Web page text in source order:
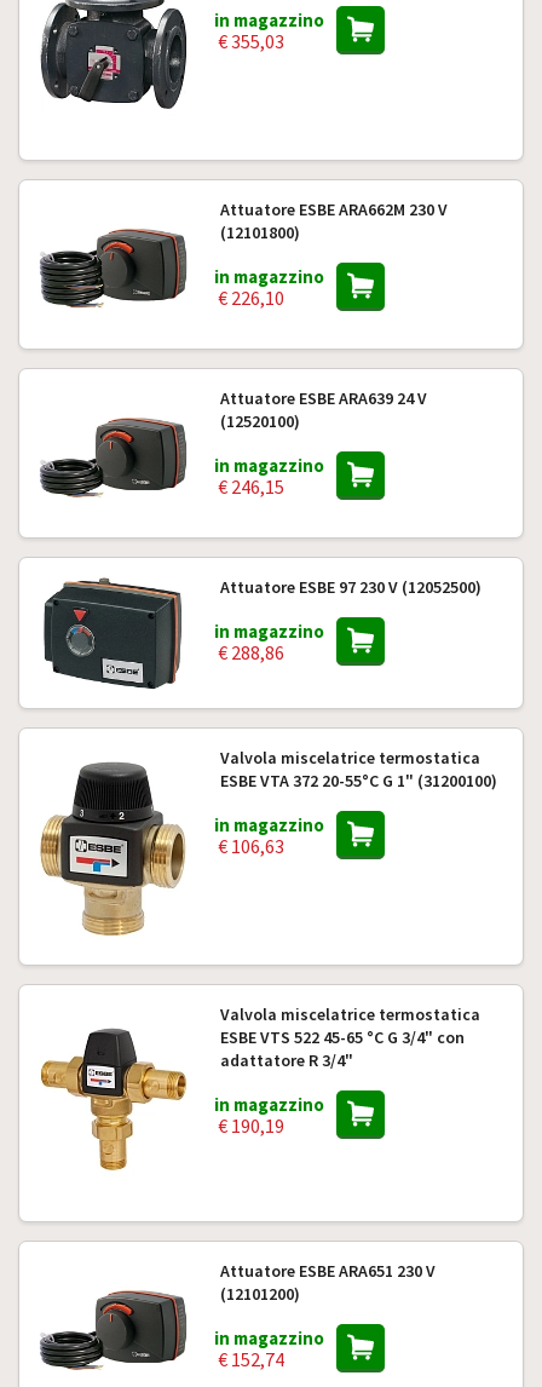
in magazzino
€ 355,03
Attuatore ESBE ARA662M 230 V
(12101800)
in magazzino
€ 226,10
Attuatore ESBE ARA639 24 V
(12520100)
in magazzino
€ 246,15
Attuatore ESBE 97 230 V (12052500)
in magazzino
€ 288,86
Valvola miscelatrice termostatica
ESBE VTA 372 20-55°C G 1" (31200100)
in magazzino
€ 106,63
Valvola miscelatrice termostatica
ESBE VTS 522 45-65 °C G 3/4" con
adattatore R 3/4"
in magazzino
€ 190,19
Attuatore ESBE ARA651 230 V
(12101200)
in magazzino
€ 152,74